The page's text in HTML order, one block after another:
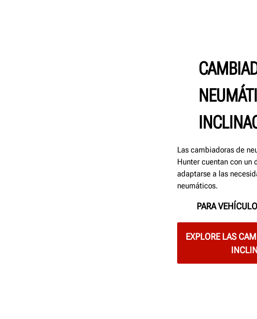
Las cambiadoras de
Hunter cuentan con un
adaptarse a las
neumáticos.
PARA
EXPLORE LAS